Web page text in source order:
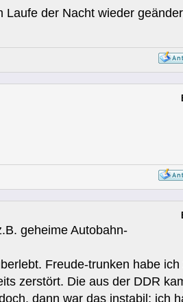
der Nacht wieder
geheime Autobahn-
Freude-trunken habe ich
zerstört. Die aus der DDR
dann war das instabil; ich